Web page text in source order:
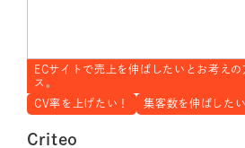
ECサイトで売上を伸ばしたいとお考え
ス。
CV率を上げたい！
集客数を伸ばしたい
Criteo